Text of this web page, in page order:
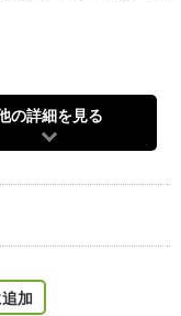
の詳細を見る
加